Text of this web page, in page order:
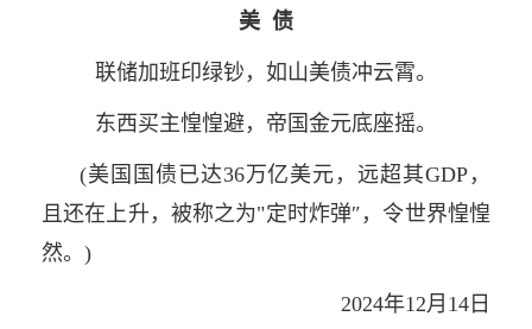
美 债
联储加班印绿钞，如山美债冲云霄。
东西买主惶惶避，帝国金元底座摇。
(美国国债已达36万亿美元，远超其GDP，
且还在上升，被称之为"定时炸弹″，令世界惶惶
然。)
2024年12月14日